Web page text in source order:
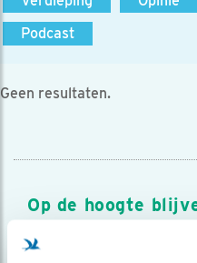
Podcast
Geen resultaten.
Op de hoogte
Meld je aan en ontvang
over vogels en activiteiten